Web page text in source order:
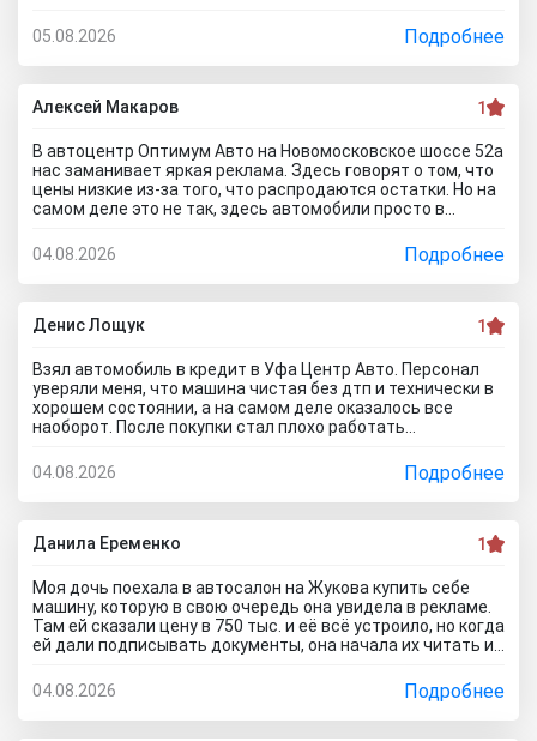
отделах работают на ура. Все мне быстро оформили. И,
кстати, я приехала в утренние часы и мне сделали ещё
скидку дополнительную) Очень приятный бонус от
автоцентра Тула)
05.08.2026 Подробнее
Алексей Макаров 1
В автоцентр Оптимум Авто на Новомосковское шоссе 52а
нас заманивает яркая реклама. Здесь говорят о том, что
цены низкие из-за того, что распродаются остатки. Но на
самом деле это не так, здесь автомобили просто в
спасут его. Только на ремонт будет уходить очень много
денег, проше сразу нормальное авто найти и купить, чем
с их драндулетами мучиться. Врут и про цены, они не
ниже рыночных нифига, просто это шайка перекупов...я
дом про автосалон Оптимум Авто отзывы почитал,
04.08.2026 Подробнее
Денис Лощук 1
Взял автомобиль в кредит в Уфа Центр Авто. Персонал
уверяли меня, что машина чистая без дтп и технически в
хорошем состоянии, а на самом деле оказалось все
наоборот. После покупки стал плохо работать
аккумулятор. Пришлось менять на новый. Через две
недели начала глохнуть, с трудом ее завел. Повез
обратно в автосалон. Пытался сделать обмен но мне
отказали, а ремонт предложили за мой счёт.... Вот как на
самом деле работают эти аферисты с улицы маршала
Авто.. глядишь и не поехал бы к ним.
04.08.2026 Подробнее
Данила Еременко 1
Моя дочь поехала в автосалон на Жукова купить себе
машину, которую в свою очередь она увидела в рекламе.
Там ей сказали цену в 750 тыс. и её всё устроило, но когда
ей дали подписывать документы, она начала их читать и
дороже!!! Её пытался обмануть и повезло что она это
заметила... сама ничего предпринимать не стала, сказала
что такое бывает... а я вот теперь везде расскажу кто и
04.08.2026 Подробнее